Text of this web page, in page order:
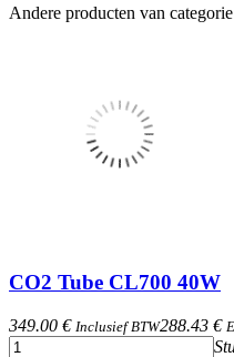
Andere producten van categorie
CO2 Tube CL700 40W
349.00 € Inclusief BTW288.43 €